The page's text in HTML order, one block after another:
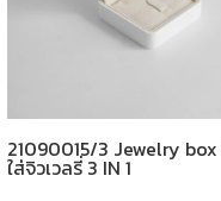
21090015/3 Jewelry
ใส่จิวเวลรี่ 3 IN 1